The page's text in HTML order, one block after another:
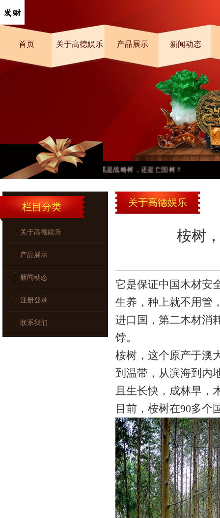
首页 关于高德娱乐 产品展示 新闻动态
桉树，到底是战略树，还是亡国树？
栏目分类
关于高德娱乐
产品展示
新闻动态
注册登录
联系我们
关于高德娱乐
桉树
它是保证中国木材安
生养，种上就不用管
进口国，第二木材消
饽。
桉树，这个原产于澳
到温带，从滨海到内
且生长快，成林早，
目前，桉树在90多个